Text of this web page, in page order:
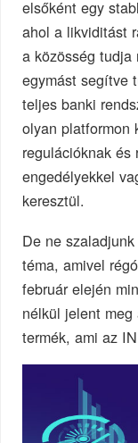
elsőként egy
ahol a likviditást
a közösség
egymást segítve
teljes banki
olyan platformon
regulációknak és
engedélyekkel
keresztül.
De ne
téma, amivel
február elején
nélkül jelent
termék, ami az